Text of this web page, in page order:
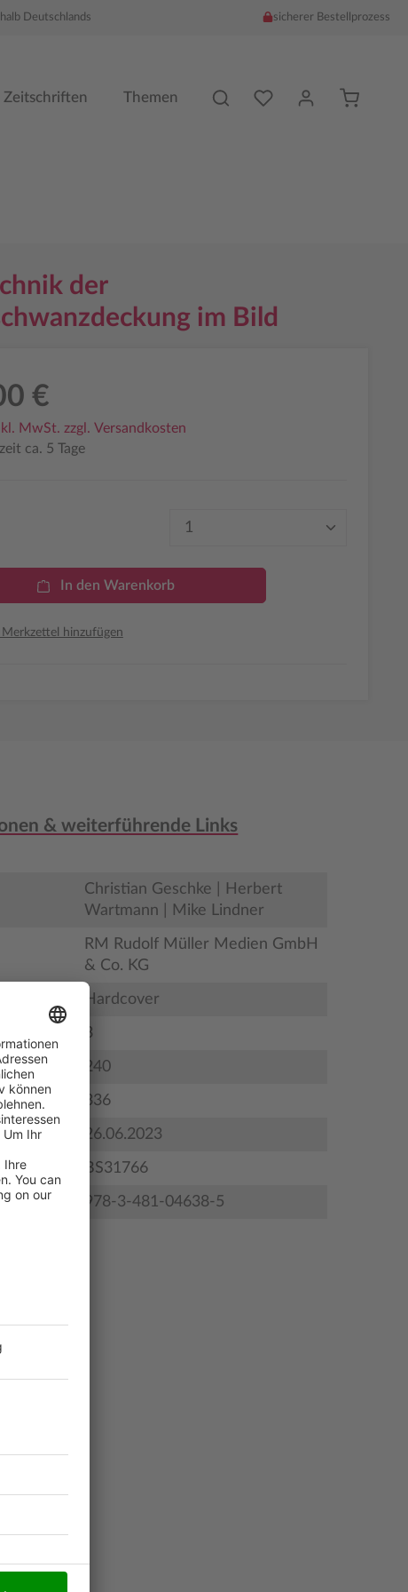
Deutschlands sicherer Bestellprozess
Zeitschriften Themen Du hast %counter%
der
im Bild
€
MwSt. zzgl. Versandkosten
ca. 5 Tage
Produkt Anzahl: Gib
In den Warenkorb
hinzufügen
& weiterführende Links
Christian Geschke | Herbert
Wartmann | Mike Lindner
RM Rudolf Müller Medien GmbH
& Co. KG
Hardcover
3
240
336
26.06.2023
BS31766
978-3-481-04638-5